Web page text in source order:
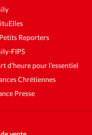
Reporters
FIPS
d'heure pour l'essentiel
Chrétiennes
Presse